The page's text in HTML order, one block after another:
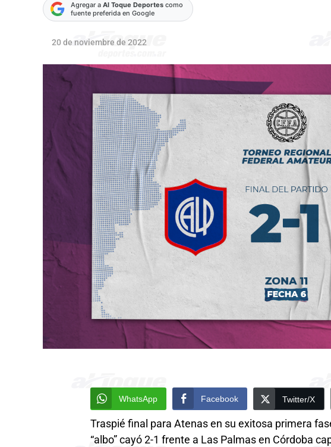
Agregar a Al Toque Deportes como
fuente preferida en Google
20 de noviembre de 2022
WhatsApp Facebook Twitter/X
Traspié final para Atenas en su exitosa primera
“albo” cayó 2-1 frente a Las Palmas en Córdoba